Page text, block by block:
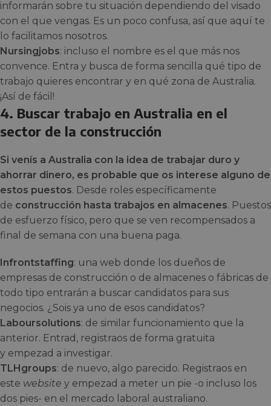
informarán sobre tu situación dependiendo del visado
con el que vengas. Es un poco confusa, así que aquí te
lo facilitamos nosotros.
Nursingjobs: incluso el nombre es el que más nos
convence. Entra y busca de forma sencilla qué tipo de
trabajo quieres encontrar y en qué zona de Australia.
¡Así de fácil!
4. Buscar trabajo en Australia en el
sector de la construcción
Si venís a Australia con la idea de trabajar duro y
ahorrar dinero, es probable que os interese alguno de
estos puestos. Desde roles específicamente
de construcción hasta trabajos en almacenes. Puestos
de esfuerzo físico, pero que se ven recompensados a
final de semana con una buena paga.
Infrontstaffing: una web donde los dueños de
empresas de construcción o de almacenes o fábricas de
todo tipo entrarán a buscar candidatos para sus
negocios. ¿Sois ya uno de esos candidatos?
Laboursolutions: de similar funcionamiento que la
anterior. Entrad, registraos de forma gratuita
y empezad a investigar.
TLHgroups: de nuevo, algo parecido. Registraos en
este website y empezad a meter un pie -o incluso los
dos pies- en el mercado laboral australiano.